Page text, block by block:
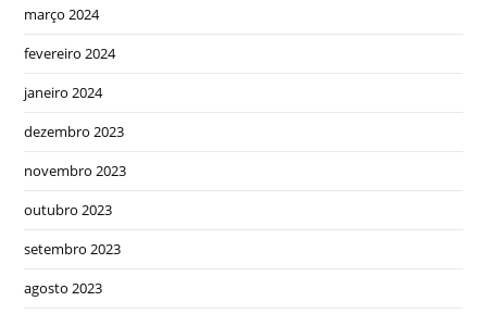
março 2024
fevereiro 2024
janeiro 2024
dezembro 2023
novembro 2023
outubro 2023
setembro 2023
agosto 2023